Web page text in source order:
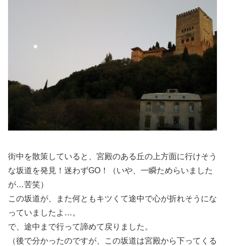
街中を散策していると、宮殿のある丘の上方面に行けそう
な坂道を発見！迷わずGO！（いや、一瞬ためらいました
が…苦笑）
この坂道が、また何ともキツくて途中で心が折れそうにな
っていましたよ…。
で、途中まで行って諦めて戻りました。
（後で分かったのですが、この坂道は宮殿から下ってくる